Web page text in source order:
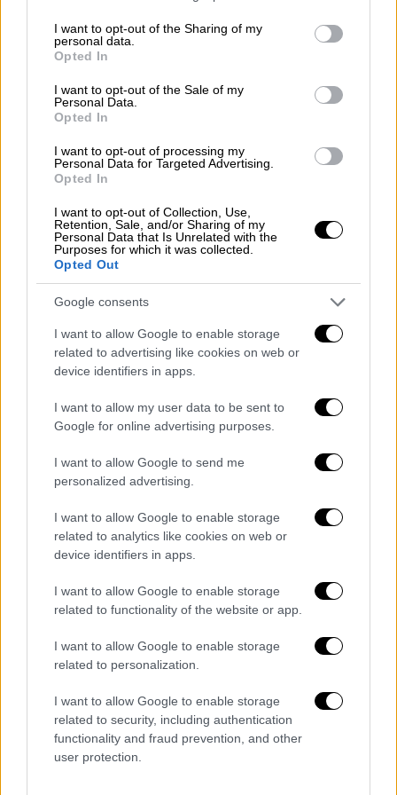
not limited to your visit or usage behaviour. You may click to
grant or deny consent to Google and its third-party tags to
use your data for below specified purposes in below Google
consent section.
I want to opt-out of the Sharing of my
personal data.
Opted In
I want to opt-out of the Sale of my
Personal Data.
Opted In
I want to opt-out of processing my
Personal Data for Targeted Advertising.
Opted In
I want to opt-out of Collection, Use,
Retention, Sale, and/or Sharing of my
Personal Data that Is Unrelated with the
Purposes for which it was collected.
Opted Out
Google consents
I want to allow Google to enable storage
related to advertising like cookies on web or
device identifiers in apps.
I want to allow my user data to be sent to
Google for online advertising purposes.
I want to allow Google to send me
personalized advertising.
I want to allow Google to enable storage
related to analytics like cookies on web or
device identifiers in apps.
I want to allow Google to enable storage
related to functionality of the website or app.
I want to allow Google to enable storage
related to personalization.
I want to allow Google to enable storage
related to security, including authentication
functionality and fraud prevention, and other
user protection.
ότι οι τελευταίες ημέρες ήταν ιδιαίτερα
φορτισμένες συναισθηματικά.
«Έχω κλάψει
δήλωσε χαρακτηριστικά, περιγράφοντας τα
δεκάδες μηνύματα και βίντεο που λαμβάνει
διαφορετικές περιόδους της ζωής του.
παλιά,από ανθρώπους που είχα χρόνια να
δω… μου στέλνουν βίντεο και μηνύματα και
πραγματικά συγκινούμαι
ατμόσφαιρα που επικράτησε στον ημιτελικό,
τονίζοντας πως η αντίδραση του κοινού
δυνατές στιγμές που έχει βιώσει. «
Όταν
άκουσα τον κόσμο να ουρλιάζει μέσα από τα
ακουστικά μου, εκεί κατάλαβα ότι το
ζούσαμε όλοι μαζί», είπε χαρακτηριστικά,
προσθέτοντας πως ένιωσε σαν «όλη η
Ελλάδα να τραγουδούσε μαζί του».
Παράλληλα, ο Έλληνας καλλιτέχνης
στη δυναμική παρουσία των βαλκανικών
χωρώνστη φετινή διοργάνωση, δηλώνοντας
πως «τα Βαλκάνια δίνουν “πόνο” φέτος στη
Eurovision».
Ωστόσο, παρά το απαιτητικό πρόγραμμα των
τελευταίων ημερών, ο Akylasξεκαθάρισε
πως μετά τη Eurovision δεν σκοπεύει να
ξεκουραστεί ιδιαίτερα